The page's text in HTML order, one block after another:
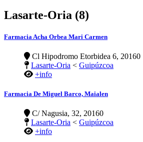
Lasarte-Oria (8)
Farmacia Acha Orbea Mari Carmen
Cl Hipodromo Etorbidea 6, 20160
Lasarte-Oria < Guipúzcoa
+info
Farmacia De Miguel Barco, Maialen
C/ Nagusia, 32, 20160
Lasarte-Oria < Guipúzcoa
+info